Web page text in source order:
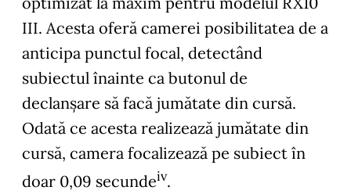
III. Acesta oferă camerei posibilitatea de a
anticipa punctul focal, detectând
subiectul înainte ca butonul de
declanşare să facă jumătate din cursă.
Odată ce acesta realizează jumătate din
cursă, camera focalizează pe subiect în
doar 0,09 secundeiv.